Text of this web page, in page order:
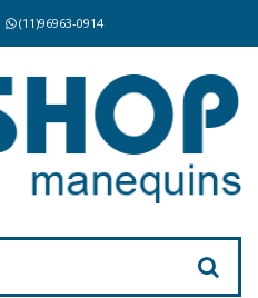
(11)96963-0914